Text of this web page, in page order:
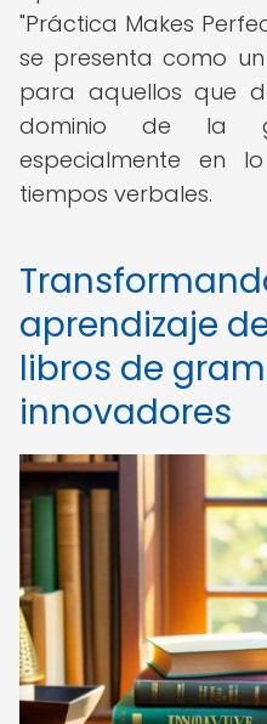
"Práctica Makes
se presenta como
para aquellos que
dominio de la
especialmente en
tiempos verbales.
aprendizaje
libros de
innovadores